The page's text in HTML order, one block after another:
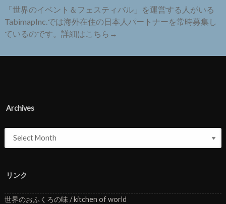
「世界のイベント＆フェスティバル」を運営する人がいる
TabimapInc.では海外在住の日本人パートナーを常時募集し
ているのです。詳細はこちら→
Archives
リンク
世界のおふくろの味 / kitchen of world